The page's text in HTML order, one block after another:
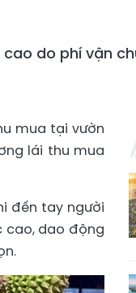
do phí vận
mua tại vườn
lái thu mua
đến tay người
cao, dao động